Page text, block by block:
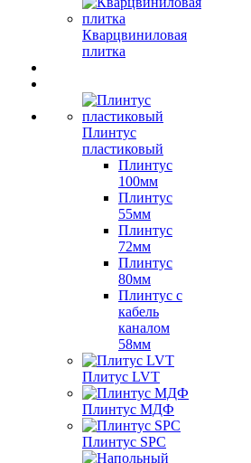
Кварцвиниловая
плитка
Плинтус
пластиковый
Плинтус
100мм
Плинтус
55мм
Плинтус
72мм
Плинтус
80мм
Плинтус с
кабель
каналом
58мм
Плитус LVT
Плинтус МДФ
Плинтус SPC